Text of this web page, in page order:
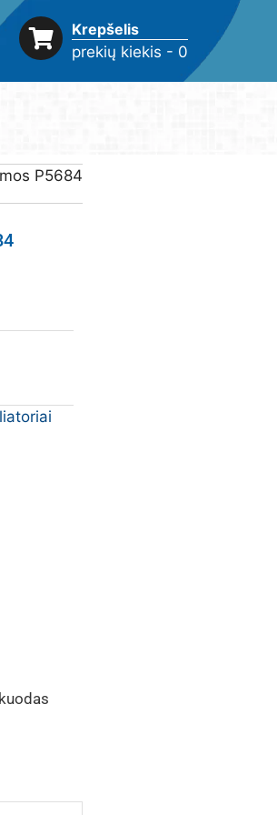
Krepšelis
prekių kiekis - 0
P5684